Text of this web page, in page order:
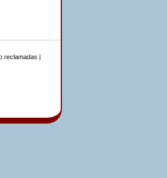
reclamadas |